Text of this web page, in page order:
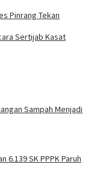
Pinrang Tekan
Sertijab Kasat
Sampah Menjadi
SK PPPK Paruh